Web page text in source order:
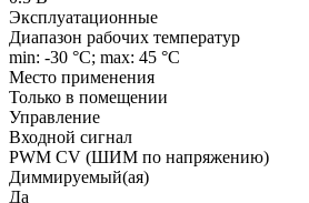
Эксплуатационные
Диапазон рабочих температур
min: -30 °C; max: 45 °C
Место применения
Только в помещении
Управление
Входной сигнал
PWM СV (ШИМ по напряжению)
Диммируемый(ая)
Да